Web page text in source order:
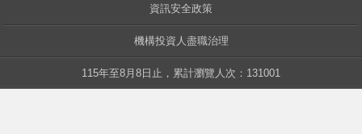
資訊安全政策
機構投資人盡職治理
115年至8月8日止，累計瀏覽人次：131001